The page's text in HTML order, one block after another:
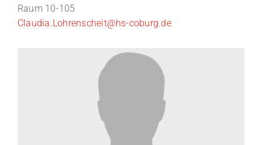
Raum 10-105
Claudia.Lohrenscheit@hs-coburg.de